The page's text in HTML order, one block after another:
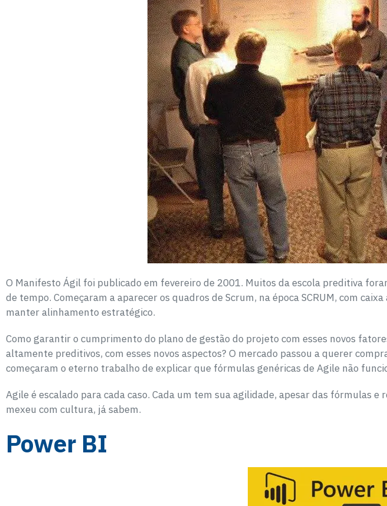
O Manifesto Ágil foi publicado em fevereiro de 2001. Muitos da escola preditiva
de tempo. Começaram a aparecer os quadros de Scrum, na época SCRUM, com
manter alinhamento estratégico.
Como garantir o cumprimento do plano de gestão do projeto com esses novos
altamente preditivos, com esses novos aspectos? O mercado passou a querer
começaram o eterno trabalho de explicar que fórmulas genéricas de Agile não
Agile é escalado para cada caso. Cada um tem sua agilidade, apesar das fórmulas
mexeu com cultura, já sabem.
Power BI